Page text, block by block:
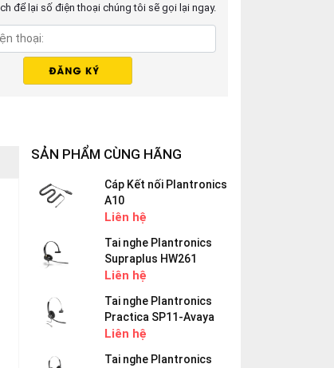
để lại số điện thoại chúng tôi sẽ gọi lại ngay.
SẢN PHẨM CÙNG HÃNG
Cáp Kết nối Plantronics
A10
Liên hệ
Tai nghe Plantronics
Supraplus HW261
Liên hệ
Tai nghe Plantronics
Practica SP11-Avaya
Liên hệ
Tai nghe Plantronics